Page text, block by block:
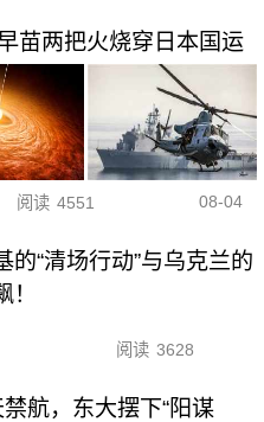
苗两把火烧穿日本国运
阅读 4551 08-04
的“清场行动”与乌克兰的
！
阅读 3628
航，东大摆下“阳谋